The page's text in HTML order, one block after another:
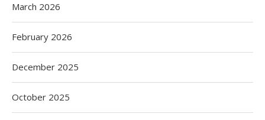
March 2026
February 2026
December 2025
October 2025